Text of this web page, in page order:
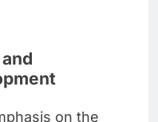
on the